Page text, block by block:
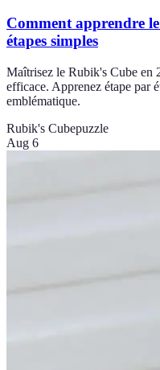
Comment apprendre
étapes simples
Maîtrisez le Rubik's Cube en
efficace. Apprenez étape par
emblématique.
Rubik's Cubepuzzle
Aug 6